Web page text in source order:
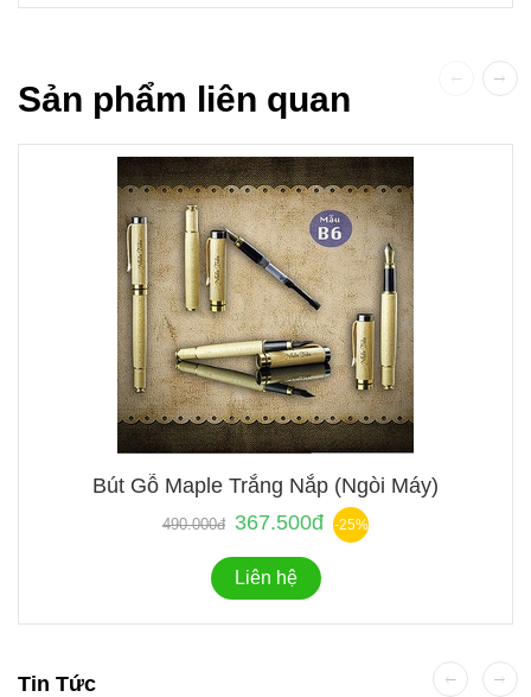
Sản phẩm liên quan
Bút Gỗ Maple Trắng Nắp (Ngòi Máy)
490.000đ 367.500đ -25%
Liên hệ
Tin Tức